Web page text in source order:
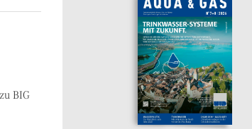
BIG